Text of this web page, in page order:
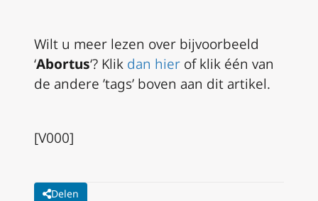
Wilt u meer lezen over bijvoorbeeld
‘Abortus‘? Klik dan hier of klik één van
de andere ’tags’ boven aan dit artikel.
[V000]
Delen